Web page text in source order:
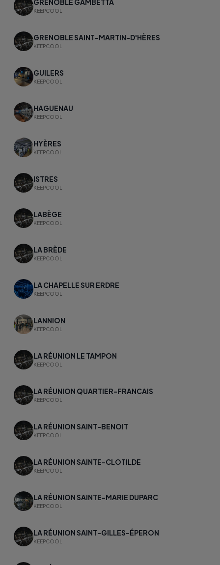
GRENOBLE GAMBETTA
KEEPCOOL
GRENOBLE SAINT-MARTIN-D'HÈRES
KEEPCOOL
GUILERS
KEEPCOOL
HAGUENAU
KEEPCOOL
HYÈRES
KEEPCOOL
ISTRES
KEEPCOOL
LABÈGE
KEEPCOOL
LA BRÈDE
KEEPCOOL
LA CHAPELLE SUR ERDRE
KEEPCOOL
LANNION
KEEPCOOL
LA RÉUNION LE TAMPON
KEEPCOOL
LA RÉUNION QUARTIER-FRANCAIS
KEEPCOOL
LA RÉUNION SAINT-BENOIT
KEEPCOOL
LA RÉUNION SAINTE-CLOTILDE
KEEPCOOL
LA RÉUNION SAINTE-MARIE DUPARC
KEEPCOOL
LA RÉUNION SAINT-GILLES-ÉPERON
KEEPCOOL